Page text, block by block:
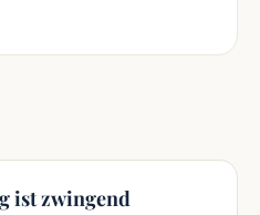
ist zwingend